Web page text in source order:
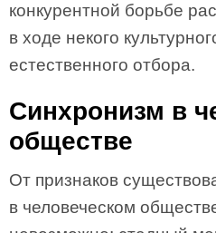
конкурентной борьбе
в ходе некого
естественного отбора.
Синхронизм в
обществе
От признаков
в человеческом